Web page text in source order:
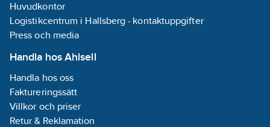
Huvudkontor
Logistikcentrum i Hallsberg - kontaktuppgifter
Press och media
Handla hos Ahlsell
Handla hos oss
Faktureringssätt
Villkor och priser
Retur & Reklamation